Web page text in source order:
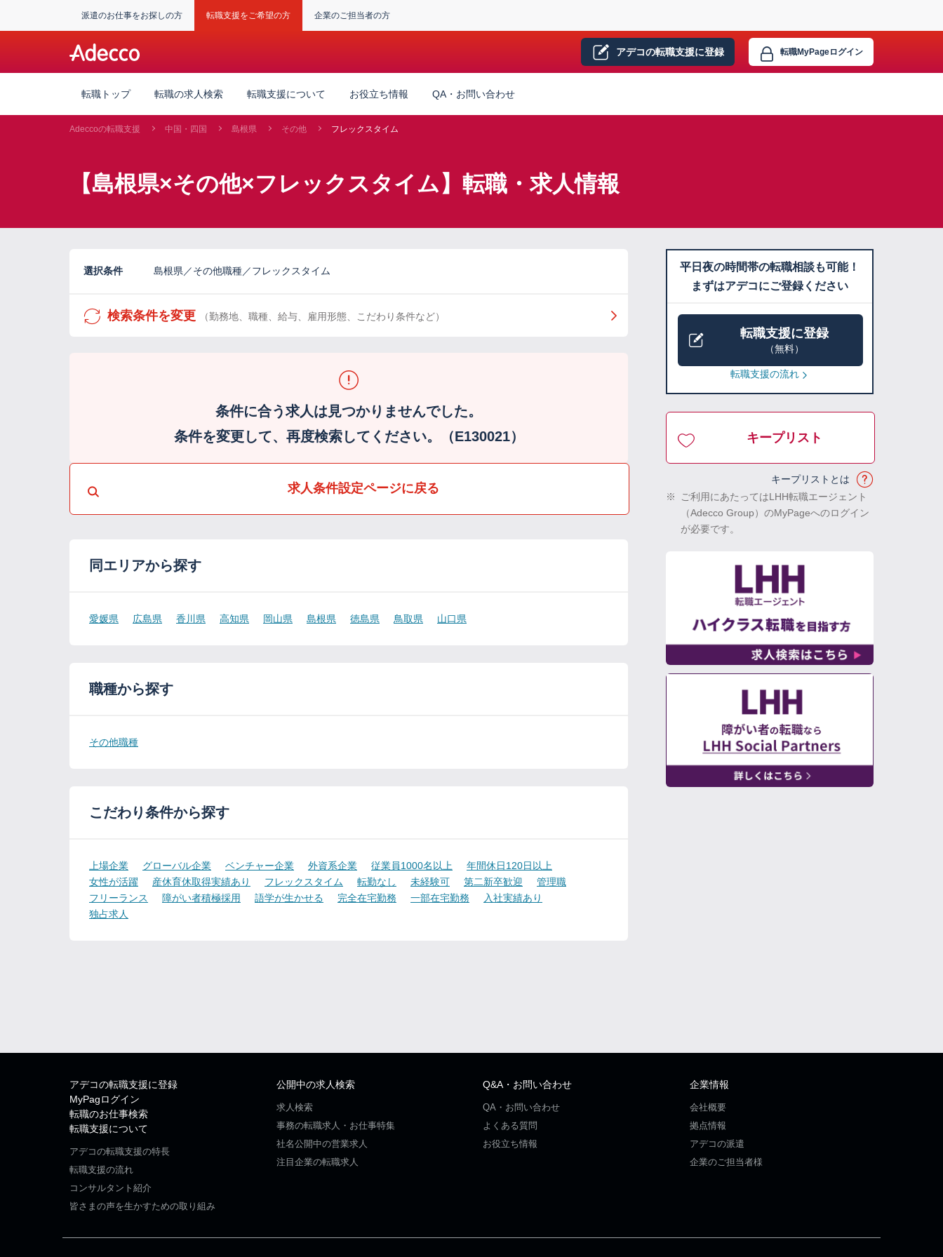
派遣のお仕事をお探しの方 転職支援をご希望の方 企業のご担当者の方
アデコの転職支援に登録 転職MyPageログイン
転職トップ 転職の求人検索 転職支援について お役立ち情報 QA・お問い合わせ
Adeccoの転職支援 中国・四国 島根県 その他 フレックスタイム
【島根県×その他×フレックスタイム】転職・求人情報
選択条件 島根県／その他職種／フレックスタイム
検索条件を変更 （勤務地、職種、給与、雇用形態、こだわり条件など）
条件に合う求人は見つかりませんでした。
条件を変更して、再度検索してください。（E130021）
求人条件設定ページに戻る
同エリアから探す
愛媛県 広島県 香川県 高知県 岡山県 島根県 徳島県 鳥取県 山口県
職種から探す
その他職種
こだわり条件から探す
上場企業 グローバル企業 ベンチャー企業 外資系企業 従業員1000名以上
年間休日120日以上
女性が活躍
産休育休取得実績あり フレックスタイム 転勤なし 未経験可 第二新卒歓迎
管理職
フリーランス
障がい者積極採用 語学が生かせる 完全在宅勤務 一部在宅勤務
入社実績あり
独占求人
平日夜の時間帯の転職相談も可能！
まずはアデコにご登録ください
転職支援に登録
（無料）
転職支援の流れ
キープリスト
キープリストとは
※
ご利用にあたってはLHH転職エージェント
（Adecco Group）のMyPageへのログイン
が必要です。
アデコの転職支援に登録
MyPagログイン
転職のお仕事検索
転職支援について
アデコの転職支援の特長
転職支援の流れ
コンサルタント紹介
皆さまの声を生かすための取り組み
公開中の求人検索
求人検索
事務の転職求人・お仕事特集
社名公開中の営業求人
注目企業の転職求人
Q&A・お問い合わせ
QA・お問い合わせ
よくある質問
お役立ち情報
企業情報
会社概要
拠点情報
アデコの派遣
企業のご担当者様